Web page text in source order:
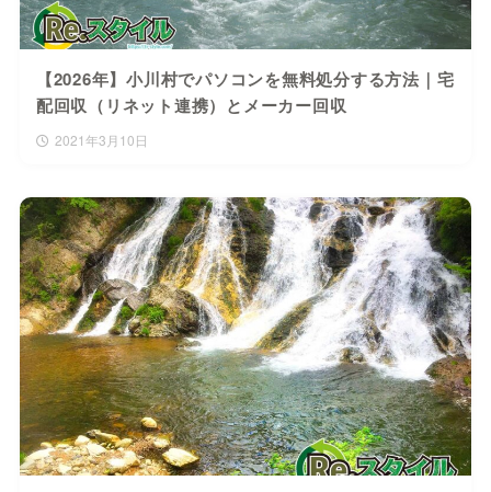
【2026年】小川村でパソコンを無料処分する方法｜宅
配回収（リネット連携）とメーカー回収
2021年3月10日